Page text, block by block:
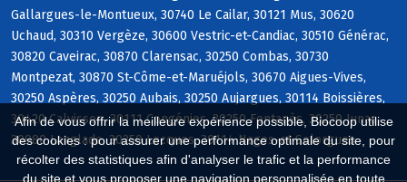
Afin de vous offrir la meilleure expérience possible, Biocoop utilise
des cookies : pour assurer une performance optimale du site, pour
récolter des statistiques afin d'analyser le trafic et la performance
du site et vous proposer une navigation personnalisée en toute
Gallargues-le-Montueux, 30740 Le Cailar, 30121 Mus, 30620
Uchaud, 30310 Vergèze, 30600 Vestric-et-Candiac, 30510 Générac,
30820 Caveirac, 30870 Clarensac, 30250 Combas, 30730
Montpezat, 30870 St-Côme-et-Maruéjols, 30670 Aigues-Vives,
30250 Aspères, 30250 Aubais, 30250 Aujargues, 30114 Boissières,
30420 Calvisson, 30111 Congénies, 30250 Fontanès, 30250 Junas,
30980 Langlade, 30250 Lecques, 30114 Nages-et-Solorgues